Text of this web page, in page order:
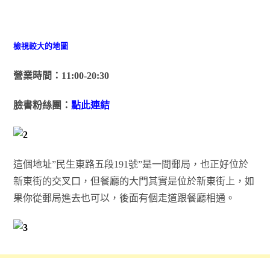
檢視較大的地圖
營業時間：11:00-20:30
臉書粉絲團： 點此連結
這個地址”民生東路五段191號”是一間郵局，也正好位於
新東街的交叉口，但餐廳的大門其實是位於新東街上，如
果你從郵局進去也可以，後面有個走道跟餐廳相通。